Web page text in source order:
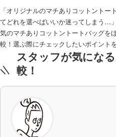
「オリジナルのマチありコットントー
てどれを選べばいいか迷ってしまう…
気のマチありコットントートバッグを
較！選ぶ際にチェックしたいポイント
スタッフが気にな
較！